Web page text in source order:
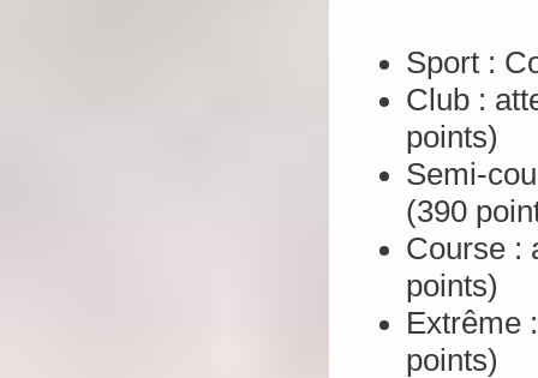
Sport :
Club :
points)
Semi-
(390
Course :
points)
Extrême
points)